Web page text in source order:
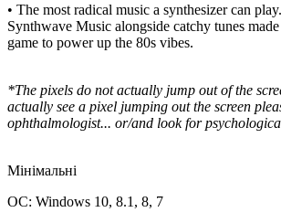
• The most radical music a synthesizer can
Synthwave Music alongside catchy tunes
game to power up the 80s vibes.
*The pixels do not actually jump out of the
actually see a pixel jumping out the screen
ophthalmologist... or/and look for
Мінімальні
ОС: Windows 10, 8.1, 8, 7